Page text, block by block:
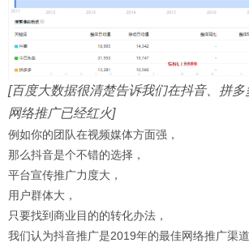
[百度大数据很清楚告诉我们在抖音、拼
网络推广已经红火]
例如你的团队在视频媒体方面强，
那么抖音是个不错的选择，
平台宣传推广力度大，
用户群体大，
只要找到商业目的的转化办法，
我们认为抖音推广是2019年的最佳网络推广渠道